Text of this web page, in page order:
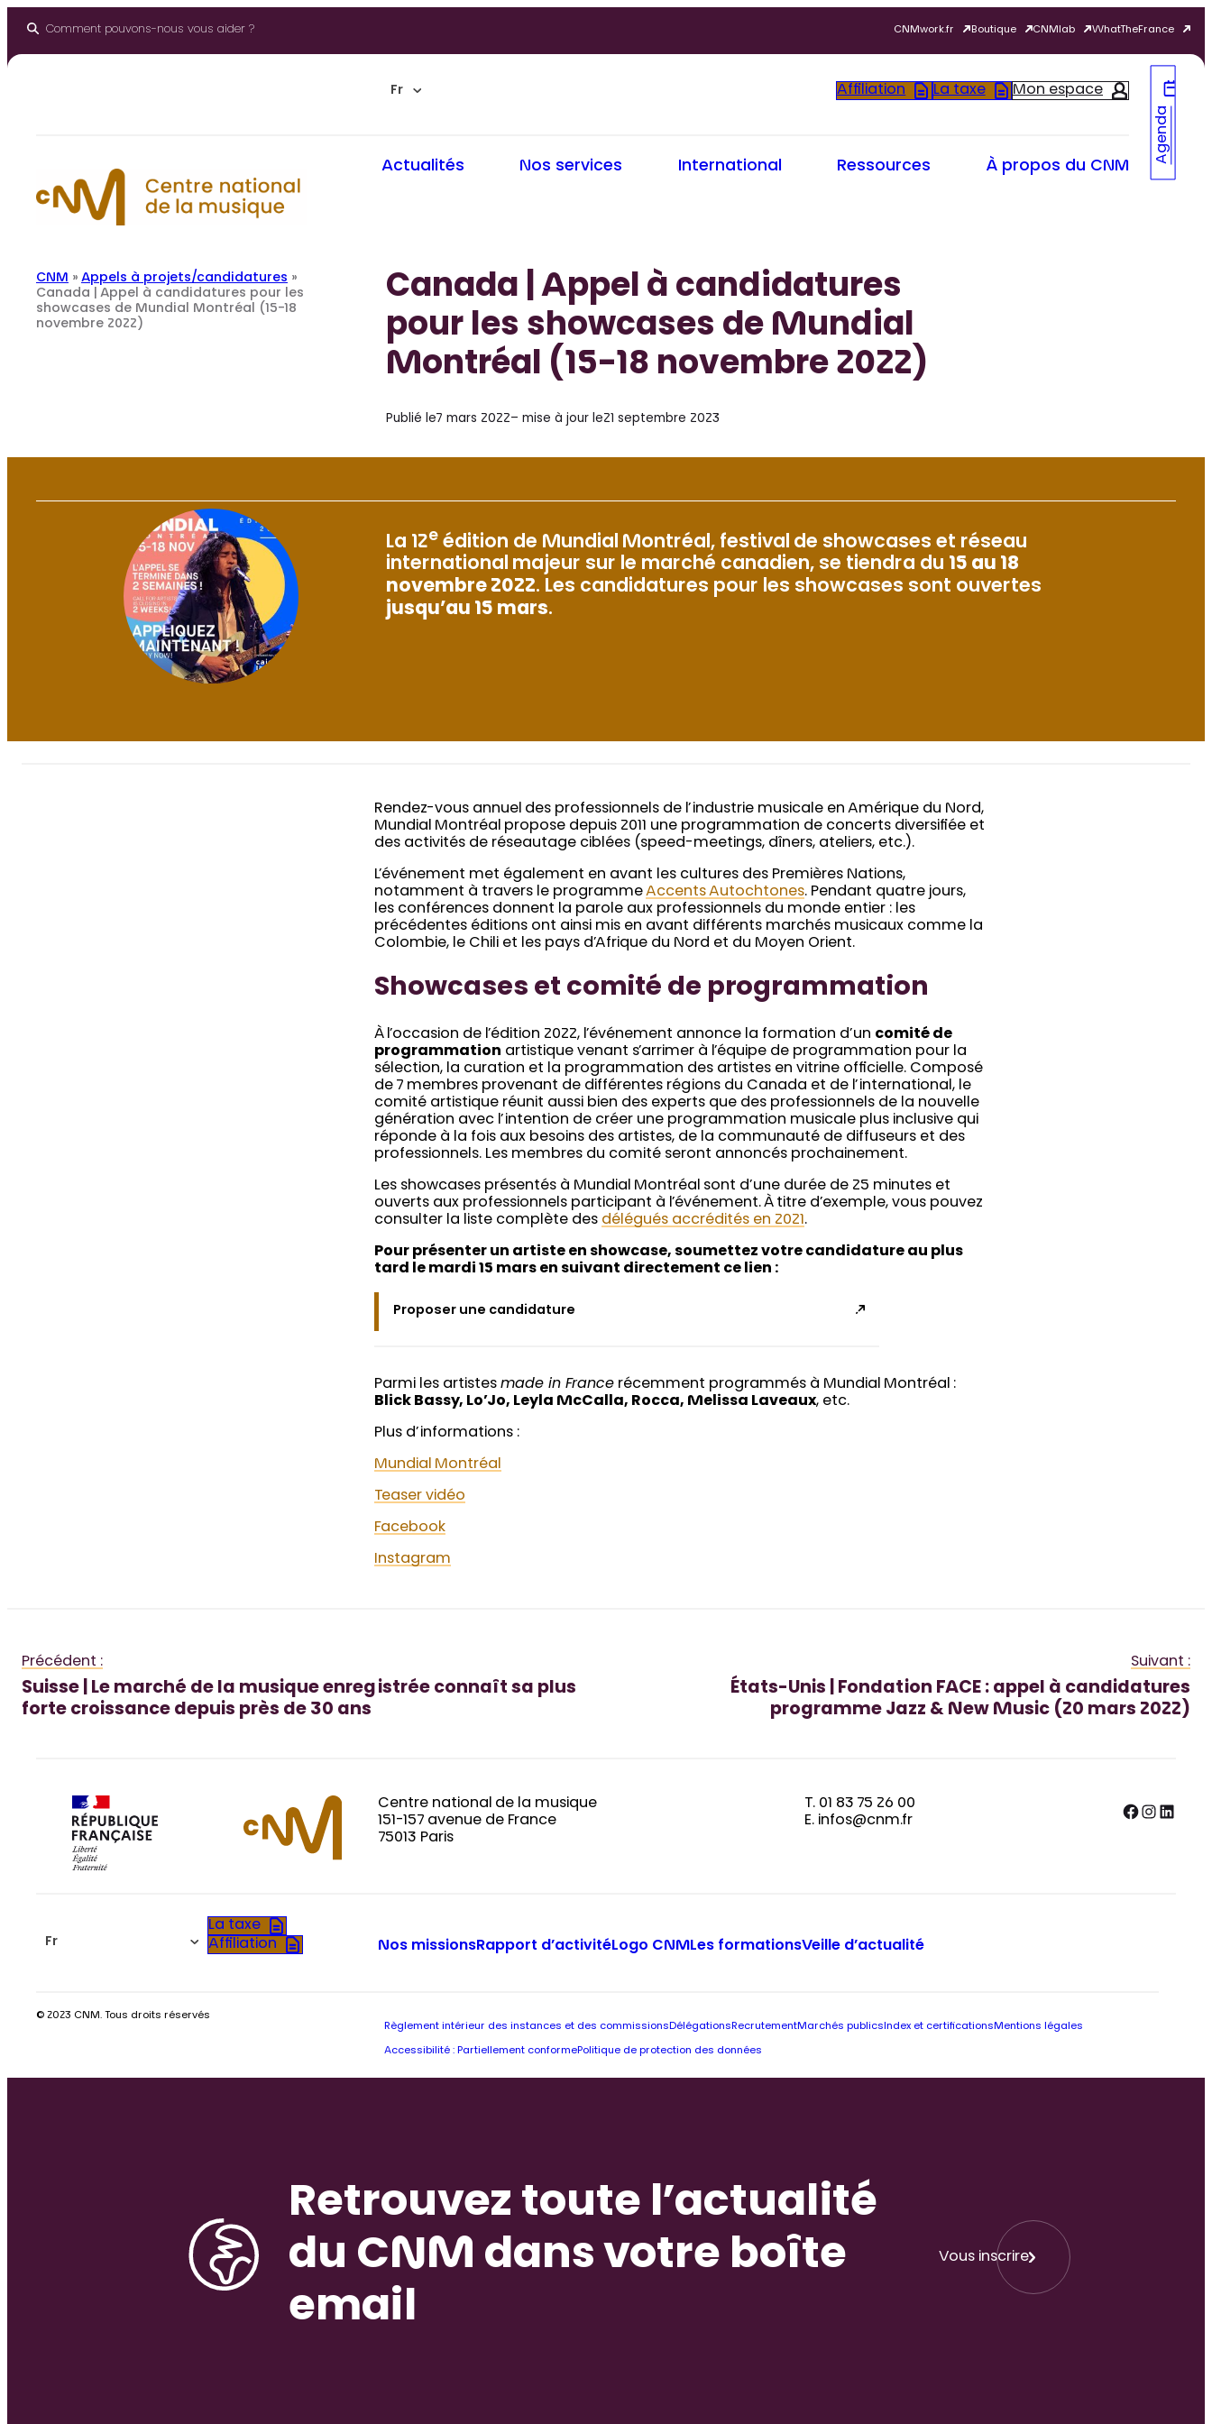
Comment pouvons-nous vous aider ? CNMwork.fr Boutique CNMlab WhatTheFrance
Fr Affiliation La taxe Mon espace
Actualités Nos services International Ressources À propos du CNM
Agenda
CNM » Appels à projets/candidatures »
Canada | Appel à candidatures pour les
showcases de Mundial Montréal (15-18
novembre 2022)
Canada | Appel à candidatures
pour les showcases de Mundial
Montréal (15-18 novembre 2022)
Publié le7 mars 2022– mise à jour le21 septembre 2023
La 12e édition de Mundial Montréal, festival de showcases et réseau
international majeur sur le marché canadien, se tiendra du 15 au 18
novembre 2022. Les candidatures pour les showcases sont ouvertes
jusqu’au 15 mars.
Rendez-vous annuel des professionnels de l’industrie musicale en Amérique du Nord,
Mundial Montréal propose depuis 2011 une programmation de concerts diversifiée et
des activités de réseautage ciblées (speed-meetings, dîners, ateliers, etc.).
L’événement met également en avant les cultures des Premières Nations,
notamment à travers le programmeAccents Autochtones. Pendant quatre jours,
les conférences donnent la parole aux professionnels du monde entier : les
précédentes éditions ont ainsi mis en avant différents marchés musicaux comme la
Colombie, le Chili et les pays d’Afrique du Nord et du Moyen Orient.
Showcases et comité de programmation
À l’occasion de l’édition 2022, l’événement annonce la formation d’un comité de
programmation artistique venant s’arrimer à l’équipe de programmation pour la
sélection, la curation et la programmation des artistes en vitrine officielle. Composé
de 7 membres provenant de différentes régions du Canada et de l’international, le
comité artistique réunit aussi bien des experts que des professionnels de la nouvelle
génération avec l’intention de créer une programmation musicale plus inclusive qui
réponde à la fois aux besoins des artistes, de la communauté de diffuseurs et des
professionnels. Les membres du comité seront annoncés prochainement.
Les showcases présentés à Mundial Montréal sont d’une durée de 25 minutes et
ouverts aux professionnels participant à l’événement. À titre d’exemple, vous pouvez
consulter la liste complète des délégués accrédités en 2021 .
Pour présenter un artiste en showcase, soumettez votre candidature au plus
tard le mardi 15 mars en suivant directement ce lien :
Proposer une candidature
Parmi les artistesmade in France récemment programmés à Mundial Montréal :
Blick Bassy, Lo’Jo, Leyla McCalla, Rocca, Melissa Laveaux, etc.
Plus d’informations :
Mundial Montréal
Teaser vidéo
Facebook
Instagram
Précédent :
Suisse | Le marché de la musique enregistrée connaît sa plus
forte croissance depuis près de 30 ans
Suivant :
États-Unis | Fondation FACE : appel à candidatures
programme Jazz & New Music (20 mars 2022)
Centre national de la musique
151-157 avenue de France
75013 Paris
T. 01 83 75 26 00
E. infos@cnm.fr
Facebook InstagramLinkedIn
Fr
La taxe
Affiliation
Nos missionsRapport d’activitéLogo CNMLes formationsVeille d’actualité
© 2023 CNM. Tous droits réservés
Règlement intérieur des instances et des commissions Délégations RecrutementMarchés publics Index et certifications Mentions légales
Accessibilité : Partiellement conformePolitique de protection des données
Retrouvez toute l’actualité
du CNM dans votre boîte
email
Vous inscrire